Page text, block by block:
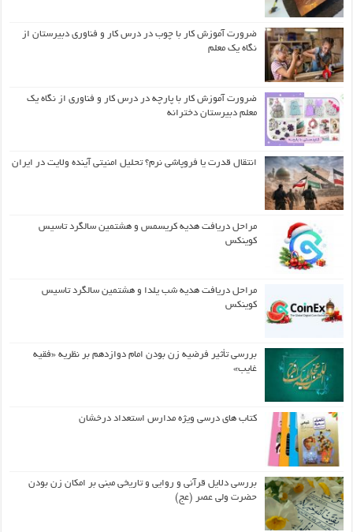
ضرورت آموزش کار با چوب در درس کار و فناوری دبیرستان از
نگاه یک معلم
ضرورت آموزش کار با پارچه در درس کار و فناوری از نگاه یک
معلم دبیرستان دخترانه
انتقال قدرت یا فروپاشی نرم؟ تحلیل امنیتی آینده ولایت در ایران
مراحل دریافت هدیه کریسمس و هشتمین سالگرد تاسیس
کوینکس
مراحل دریافت هدیه شب یلدا و هشتمین سالگرد تاسیس
کوینکس
بررسی تأثیر فرضیه زن بودن امام دوازدهم بر نظریه «فقیه
غایب»
کتاب های درسی ویژه مدارس استعداد درخشان
بررسی دلایل قرآنی و روایی و تاریخی مبنی بر امکان زن بودن
حضرت ولی عصر (عج)